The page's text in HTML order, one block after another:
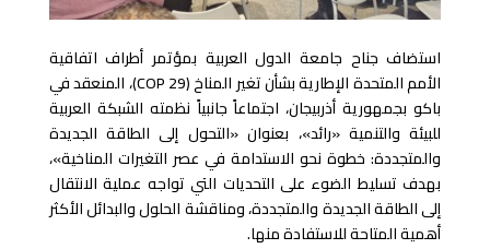
استضاف جناح جامعة الدول العربية بمؤتمر أطراف اتفاقية
الأمم المتحدة الإطارية بشأن تغير المناخ (COP 29)، المنعقد في
باكو بجمهورية أذربيجان، اجتماعاً جانبياً نظمته الشبكة العربية
للبيئة والتنمية «رائد»، بعنوان «التحول إلى الطاقة الجديدة
والمتجددة: خطوة نحو الاستدامة في عصر التغيرات المناخية»،
بهدف تسليط الضوء على التحديات التي تواجه عملية الانتقال
إلى الطاقة الجديدة والمتجددة، ومناقشة الحلول والبدائل الأكثر
أهمية المتاحة للاستفادة منها.